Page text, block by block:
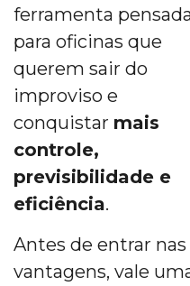
ferramenta
para oficinas que
querem sair do
improviso e
conquistar mais
controle,
previsibilidade e
eficiência.
Antes de entrar nas
vantagens, vale